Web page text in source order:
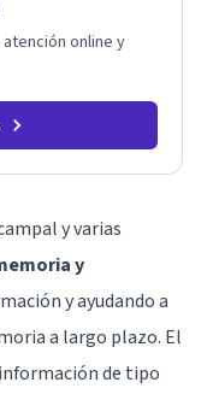
online y
y varias
y
y ayudando a
a largo plazo. El
de tipo